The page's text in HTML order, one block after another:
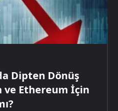
Dipten Dönüş
ve Ethereum İçin